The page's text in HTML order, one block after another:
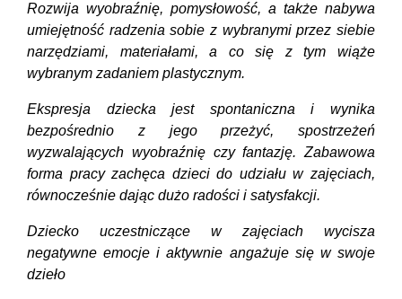
Rozwija wyobraźnię, pomysłowość, a także nabywa
umiejętność radzenia sobie z wybranymi przez siebie
narzędziami, materiałami, a co się z tym wiąże
wybranym zadaniem plastycznym.
Ekspresja dziecka jest spontaniczna i wynika
bezpośrednio z jego przeżyć, spostrzeżeń
wyzwalających wyobraźnię czy fantazję. Zabawowa
forma pracy zachęca dzieci do udziału w zajęciach,
równocześnie dając dużo radości i satysfakcji.
Dziecko uczestniczące w zajęciach wycisza
negatywne emocje i aktywnie angażuje się w swoje
dzieło